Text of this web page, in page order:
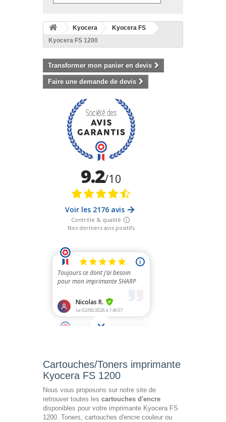
Kyocera
Kyocera FS
Kyocera FS 1200
Transformer mon panier en devis
Faire une demande de devis
Cartouches/Toners imprimante
Kyocera FS 1200
Nous vous proposons sur notre site de
retrouver toutes les cartouches d'encre
disponibles pour votre imprimante Kyocera FS
1200. Toners, cartouches d'encre couleur ou